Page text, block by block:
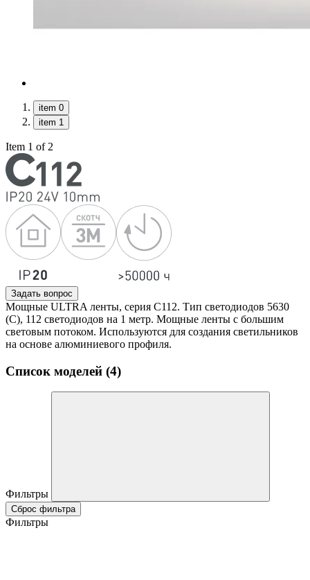
item 0
item 1
Item 1 of 2
Задать вопрос
Мощные ULTRA ленты, серия C112. Тип светодиодов 5630
(C), 112 светодиодов на 1 метр. Мощные ленты с большим
световым потоком. Используются для создания светильников
на основе алюминиевого профиля.
Список моделей (4)
Фильтры
Сброс фильтра
Фильтры